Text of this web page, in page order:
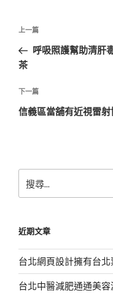
文
導
覽
上
一
篇
章
上一篇
呼吸照護幫助清肝
茶
下
一
下一篇
信義區當舖有近視雷
尋
字:
近期文章
台北網頁設計擁有台
台北中醫減肥通通美